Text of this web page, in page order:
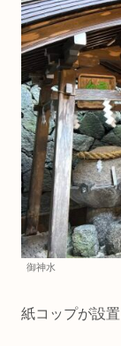
御神水
紙コップが設